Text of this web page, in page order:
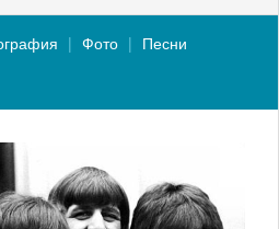
Фото
Песни